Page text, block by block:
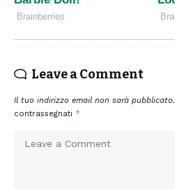
Leave a Comment
Il tuo indirizzo email non sarà pubblicato.
contrassegnati *